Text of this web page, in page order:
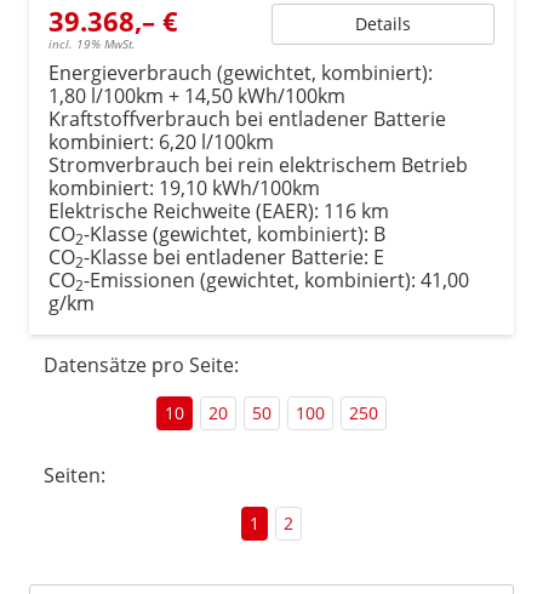
39.368,– €
incl. 19% MwSt.
Details
Energieverbrauch (gewichtet, kombiniert):
1,80 l/100km + 14,50 kWh/100km
Kraftstoffverbrauch bei entladener Batterie
kombiniert: 6,20 l/100km
Stromverbrauch bei rein elektrischem Betrieb
kombiniert: 19,10 kWh/100km
Elektrische Reichweite (EAER): 116 km
CO2-Klasse (gewichtet, kombiniert): B
CO2-Klasse bei entladener Batterie: E
CO2-Emissionen (gewichtet, kombiniert): 41,00
g/km
Datensätze pro Seite:
10 20 50 100 250
Seiten:
1 2